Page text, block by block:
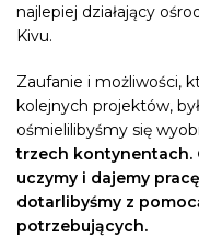
najlepiej działający
Kivu.
Zaufanie i możliwości,
kolejnych projektów,
ośmielilibyśmy się
trzech kontynentach.
uczymy i dajemy
dotarlibyśmy z
potrzebujących.